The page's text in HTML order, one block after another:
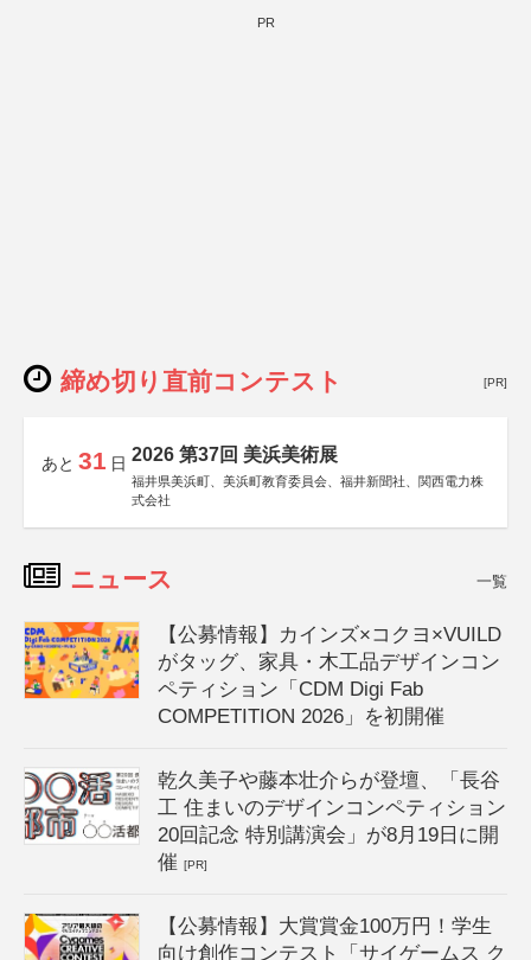
PR
締め切り直前コンテスト [PR]
あと 31 日 2026 第37回 美浜美術展
福井県美浜町、美浜町教育委員会、福井新聞社、関西電力株
式会社
ニュース 一覧
【公募情報】カインズ×コクヨ×VUILD
がタッグ、家具・木工品デザインコン
ペティション「CDM Digi Fab
COMPETITION 2026」を初開催
乾久美子や藤本壮介らが登壇、「長谷
工 住まいのデザインコンペティション
20回記念 特別講演会」が8月19日に開
催[PR]
【公募情報】大賞賞金100万円！学生
向け創作コンテスト「サイゲームス ク